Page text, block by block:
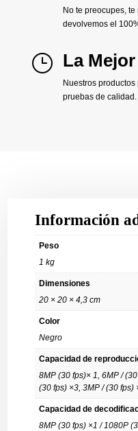
No te preocupes,
devolvemos el
} La
Nuestros
pruebas de calidad.
Información
Peso
1 kg
Dimensiones
20 × 20 × 4,3 cm
Color
Negro
Capacidad de
8MP (30 fps)× 1, 6MP /
(30 fps) ×3, 3MP / (30 fps)
Capacidad de
8MP (30 fps) ×1 / 1080P